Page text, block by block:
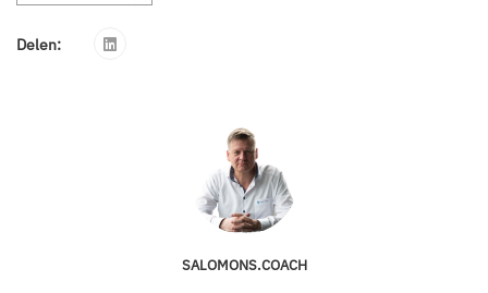
Delen:
SALOMONS.COACH